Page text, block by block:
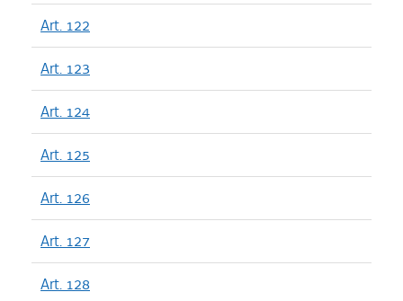
Art. 122
Art. 123
Art. 124
Art. 125
Art. 126
Art. 127
Art. 128